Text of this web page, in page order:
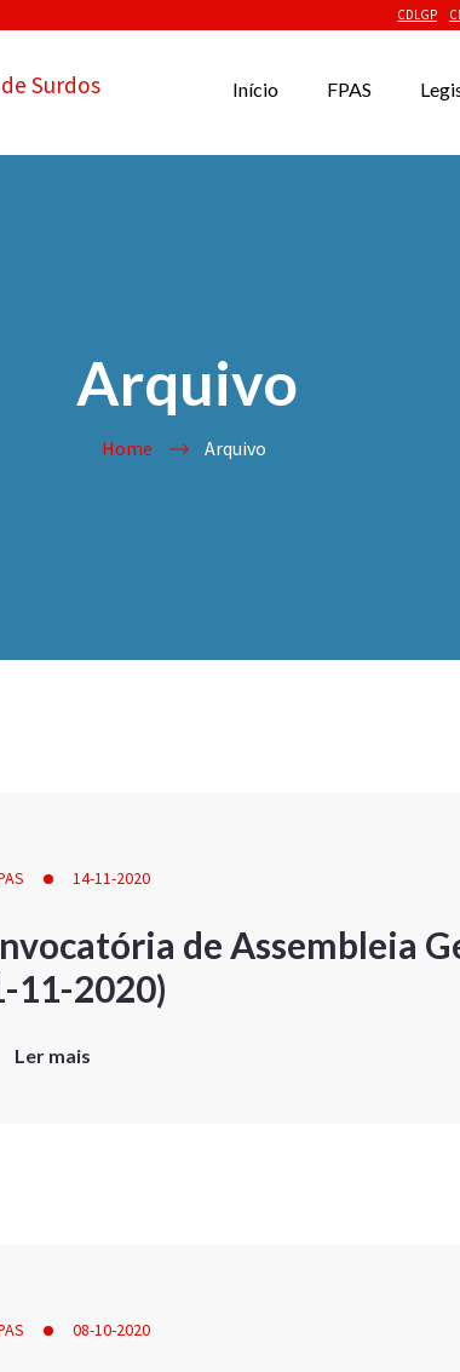
CDLGP
Surdos Início FPAS
Arquivo
Home Arquivo
14-11-2020
de Assembleia
11-2020)
Ler mais
08-10-2020